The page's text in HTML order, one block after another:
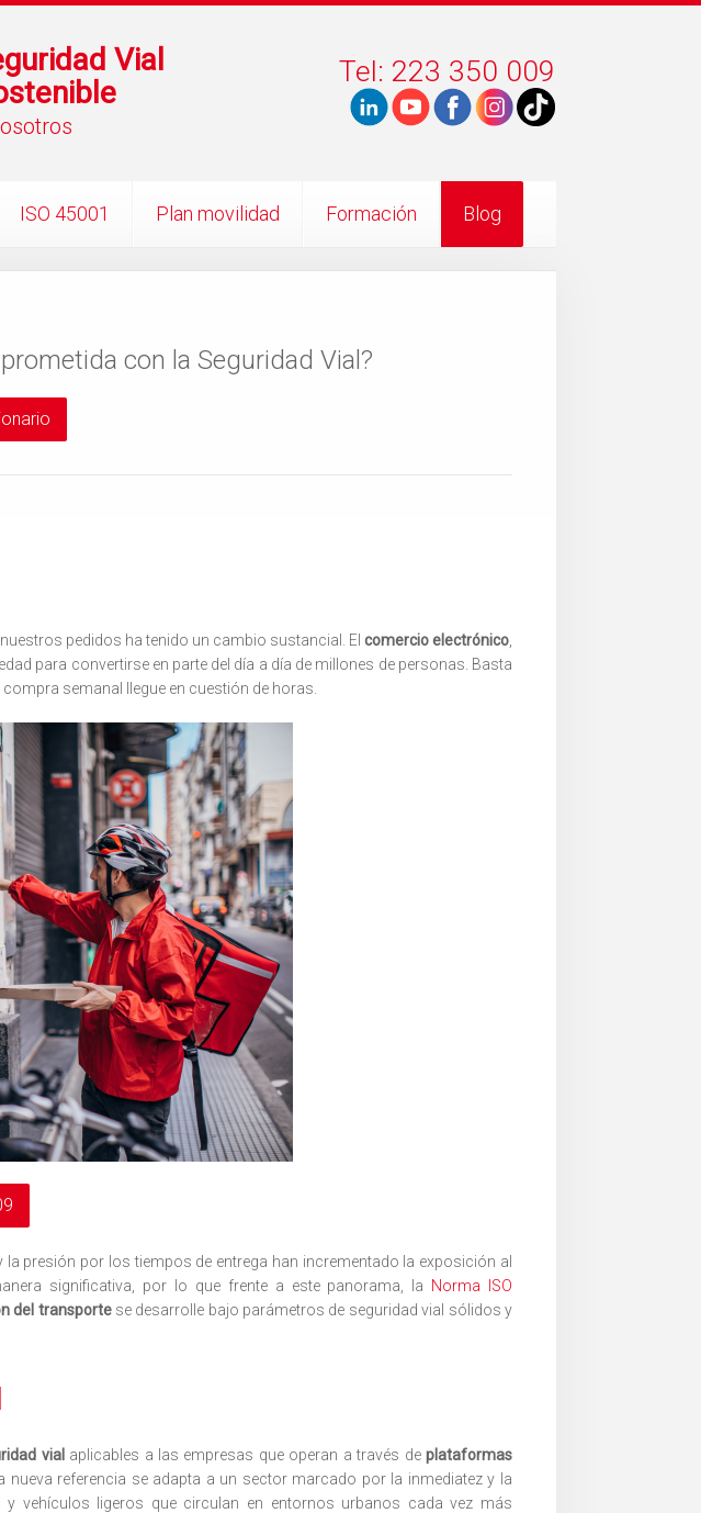
Vial
Tel: 223 350 009
ISO 45001 Plan movilidad Formación Blog
con la Seguridad Vial?
pedidos ha tenido un cambio sustancial. El comercio electrónico
para convertirse en parte del día a día de millones de personas. Basta
semanal llegue en cuestión de horas.
presión por los tiempos de entrega han incrementado la exposición al
significativa, por lo que frente a este panorama, la
Norma ISO
del transportese desarrolle bajo parámetros de seguridad vial sólidos y
vial aplicables a las empresas que operan a través deplataformas
nueva referencia se adapta a un sector marcado por la inmediatez y la
vehículos ligeros que circulan en entornos urbanos cada vez más